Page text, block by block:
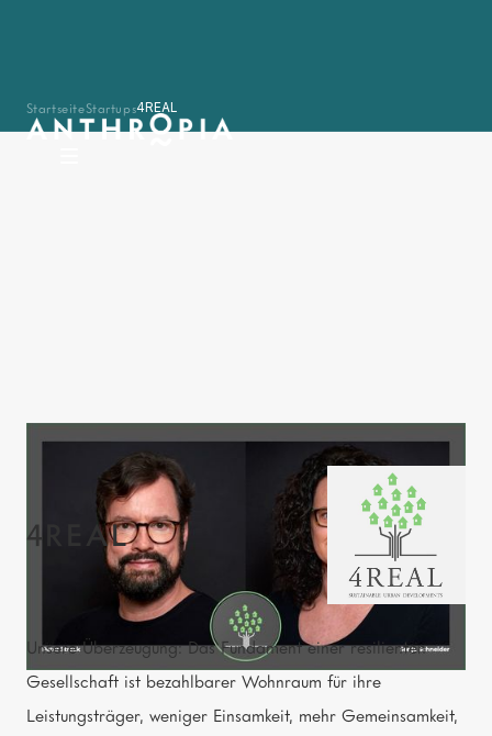
StartseiteStartups4REAL
4REAL
Unsere Überzeugung: Das Fundament einer resilienten
Gesellschaft ist bezahlbarer Wohnraum für ihre
Leistungsträger, weniger Einsamkeit, mehr Gemeinsamkeit,